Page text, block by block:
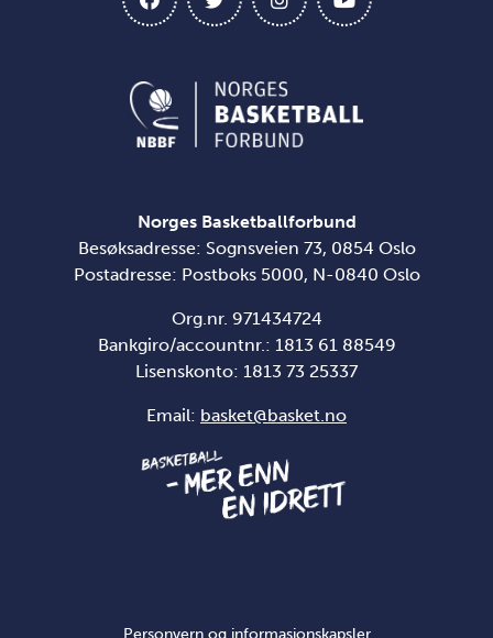
Norges Basketballforbund
Besøksadresse: Sognsveien 73, 0854 Oslo
Postadresse: Postboks 5000, N-0840 Oslo
Org.nr. 971434724
Bankgiro/accountnr.: 1813 61 88549
Lisenskonto: 1813 73 25337
Email: basket@basket.no
Personvern og informasjonskapsler